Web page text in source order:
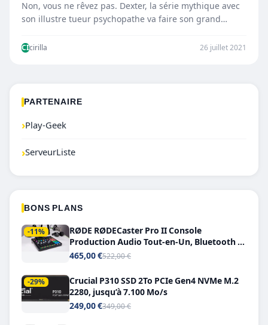
Non, vous ne rêvez pas. Dexter, la série mythique avec
son illustre tueur psychopathe va faire son grand…
CIcirilla 26 juillet 2021
PARTENAIRE
›Play-Geek
›ServeurListe
BONS PLANS
-11%
RØDE RØDECaster Pro II Console
Production Audio Tout-en-Un, Bluetooth et
Double USB-C
465,00 €522,00 €
-29%
Crucial P310 SSD 2To PCIe Gen4 NVMe M.2
2280, jusqu’à 7.100 Mo/s
249,00 €349,00 €